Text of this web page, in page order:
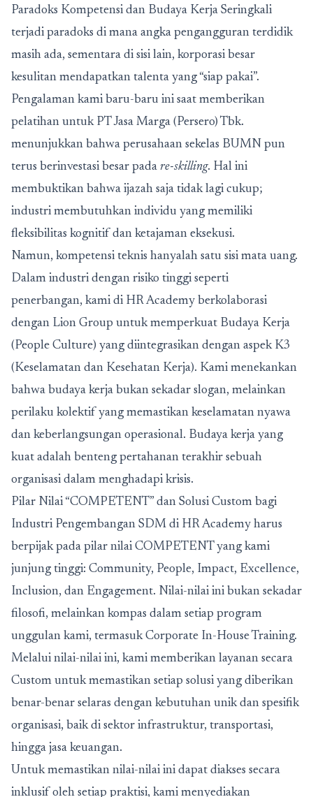
Paradoks Kompetensi dan Budaya Kerja Seringkali
terjadi paradoks di mana angka pengangguran terdidik
masih ada, sementara di sisi lain, korporasi besar
kesulitan mendapatkan talenta yang “siap pakai”.
Pengalaman kami baru-baru ini saat memberikan
pelatihan untuk PT Jasa Marga (Persero) Tbk.
menunjukkan bahwa perusahaan sekelas BUMN pun
terus berinvestasi besar pada re-skilling. Hal ini
membuktikan bahwa ijazah saja tidak lagi cukup;
industri membutuhkan individu yang memiliki
fleksibilitas kognitif dan ketajaman eksekusi.
Namun, kompetensi teknis hanyalah satu sisi mata uang.
Dalam industri dengan risiko tinggi seperti
penerbangan, kami di HR Academy berkolaborasi
dengan Lion Group untuk memperkuat Budaya Kerja
(People Culture) yang diintegrasikan dengan aspek K3
(Keselamatan dan Kesehatan Kerja). Kami menekankan
bahwa budaya kerja bukan sekadar slogan, melainkan
perilaku kolektif yang memastikan keselamatan nyawa
dan keberlangsungan operasional. Budaya kerja yang
kuat adalah benteng pertahanan terakhir sebuah
organisasi dalam menghadapi krisis.
Pilar Nilai “COMPETENT” dan Solusi Custom bagi
Industri Pengembangan SDM di HR Academy harus
berpijak pada pilar nilai COMPETENT yang kami
junjung tinggi: Community, People, Impact, Excellence,
Inclusion, dan Engagement. Nilai-nilai ini bukan sekadar
filosofi, melainkan kompas dalam setiap program
unggulan kami, termasuk Corporate In-House Training.
Melalui nilai-nilai ini, kami memberikan layanan secara
Custom untuk memastikan setiap solusi yang diberikan
benar-benar selaras dengan kebutuhan unik dan spesifik
organisasi, baik di sektor infrastruktur, transportasi,
hingga jasa keuangan.
Untuk memastikan nilai-nilai ini dapat diakses secara
inklusif oleh setiap praktisi, kami menyediakan